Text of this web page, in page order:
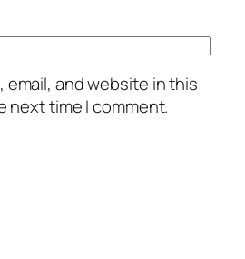
email, and website in this
next time I comment.